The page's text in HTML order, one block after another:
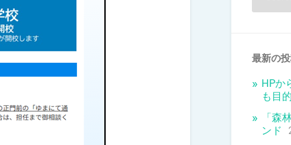
最新の
HPか
も目
「森
ンド